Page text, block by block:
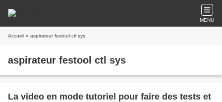
MENU
Accueil » aspirateur festool ctl sys
aspirateur festool ctl sys
La video en mode tutoriel pour faire des tests et